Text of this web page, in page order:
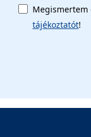
Megismertem
tájékoztatót!